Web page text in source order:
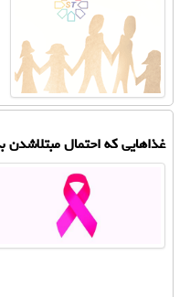
غذاهایی که احتمال